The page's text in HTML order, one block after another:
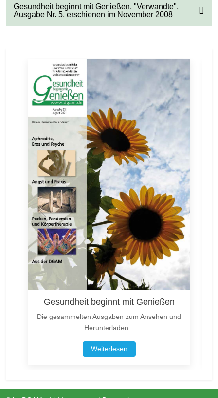
Gesundheit beginnt mit Genießen, "Verwandte",
Ausgabe Nr. 5, erschienen im November 2008
Gesundheit beginnt mit Genießen
Die gesammelten Ausgaben zum Ansehen und
Herunterladen...
Weiterlesen